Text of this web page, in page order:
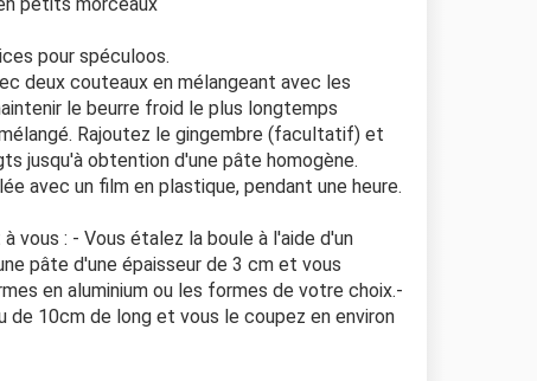
pour spéculoos.
deux couteaux en mélangeant avec les
le beurre froid le plus longtemps
Rajoutez le gingembre (facultatif) et
jusqu'à obtention d'une pâte homogène.
avec un film en plastique, pendant une heure.
vous : - Vous étalez la boule à l'aide d'un
pâte d'une épaisseur de 3 cm et vous
en aluminium ou les formes de votre choix.-
de 10cm de long et vous le coupez en environ